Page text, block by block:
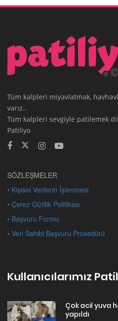
Tüm kalpleri miyavlatmak,
varız..
Tüm kalpleri sevgiyle patilemek
Patiliyo
SÖZLEŞMELER
• Kişisel Verilerin İşlenmesi
• Çerez Gizlilik Politikası
• Başvuru Formu
• Veri Sahibi Başvuru Prosedürü
Kullanıcılarımız
Çok acil yuva
yapıldı